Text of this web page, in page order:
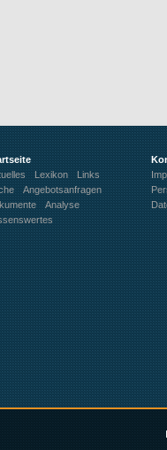
Lexikon
Links
Angebotsanfragen
Analyse